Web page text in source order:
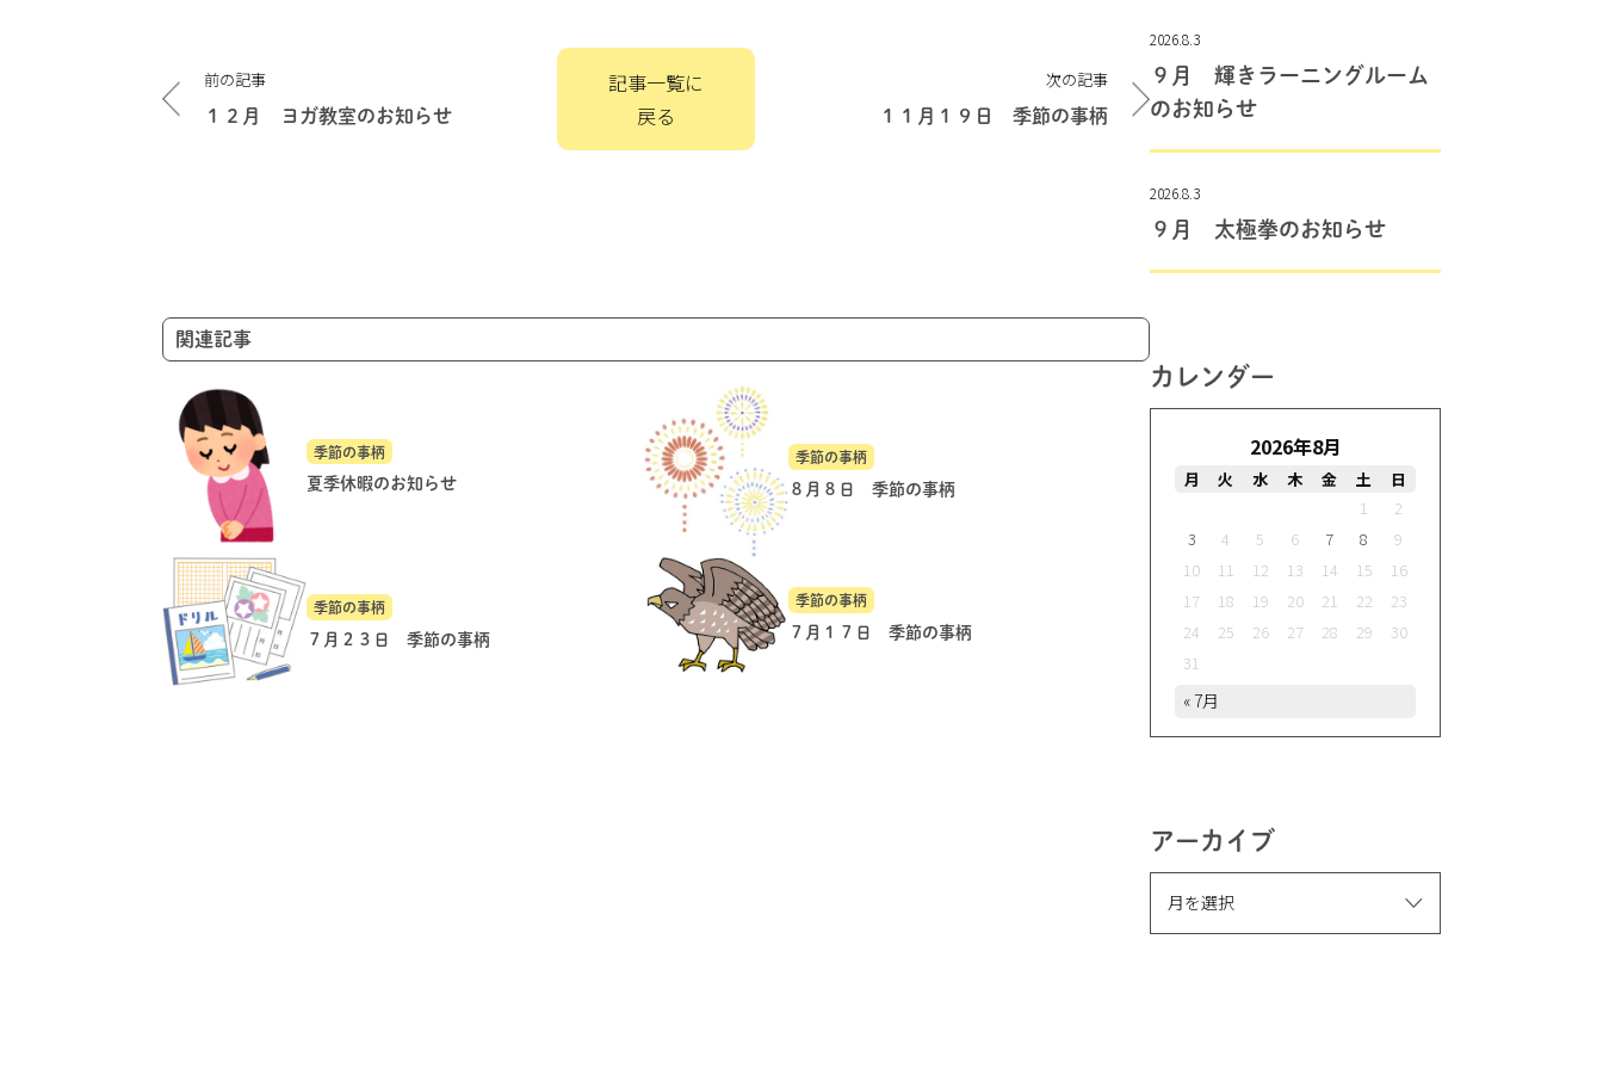
稿
ナ
前の記事
１２月 ヨガ教室のお知らせ
記事一覧に
戻る
次の記事
１１月１９日 季節の事柄
関連記事
季節の事柄
夏季休暇のお知らせ
季節の事柄
８月８日 季節の事柄
季節の事柄
７月２３日 季節の事柄
季節の事柄
７月１７日 季節の事柄
2026.8.3
９月 輝きラーニングルーム
のお知らせ
2026.8.3
９月 太極拳のお知らせ
カレンダー
2026年8月
月 火 水 木 金 土
日
1
2
3
4 5 6 7 8
9
10
11 12 13 14 15
16
17
18 19 20 21 22
23
24
25 26 27 28 29
30
31
« 7月
アーカイブ